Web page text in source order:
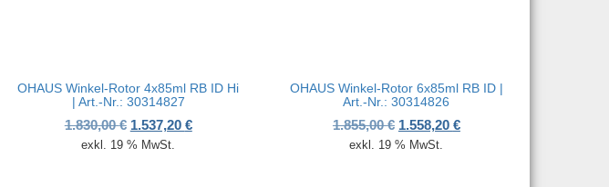
1.910,00 €
ist: 1.604,40 €.
OHAUS Winkel-Rotor 4x85ml RB ID Hi
| Art.-Nr.: 30314827
1.830,00€ Ursprünglicher Preis war: 1.830,00 €
1.537,20 €Aktueller Preis ist: 1.537,20 €.
exkl. 19 % MwSt.
OHAUS Winkel-Rotor 6x85ml RB ID |
Art.-Nr.: 30314826
1.855,00€ Ursprünglicher Preis war:
1.558,20 €Aktueller Preis ist:
exkl. 19 % MwSt.